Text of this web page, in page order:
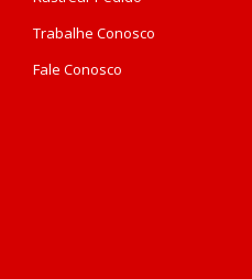
Trabalhe Conosco
Fale Conosco